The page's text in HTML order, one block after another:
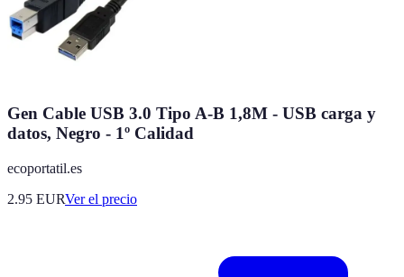
Gen Cable USB 3.0 Tipo A-B 1,8M - USB carga y
datos, Negro - 1º Calidad
ecoportatil.es
2.95 EURVer el precio